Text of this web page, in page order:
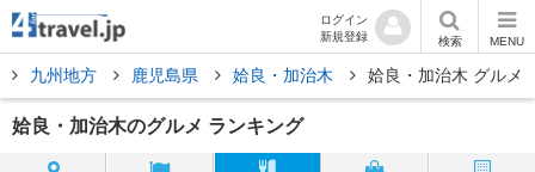
ログイン
新規登録
検索 MENU
九州地方 鹿児島県 姶良・加治木 姶良・加治木 グルメ
姶良・加治木のグルメ ランキング